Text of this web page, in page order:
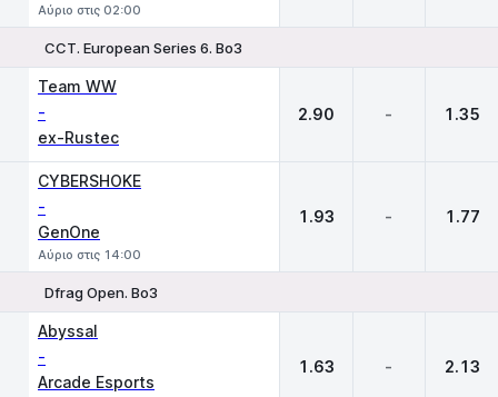
Αύριο στις 02:00
CCT. European Series 6. Bo3
Team WW
-
ex-Rustec
2.90 - 1.35
CYBERSHOKE
-
GenOne
Αύριο στις 14:00
1.93 - 1.77
Dfrag Open. Bo3
Abyssal
-
Arcade Esports
1.63 - 2.13